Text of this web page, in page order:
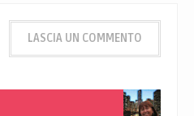
LASCIA UN COMMENTO